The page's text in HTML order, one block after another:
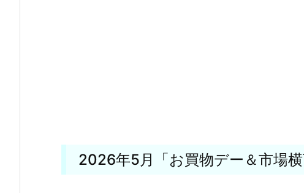
2026年5月「お買物デー＆市場